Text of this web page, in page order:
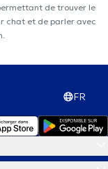
de trouver le
chat et de parler avec
FR